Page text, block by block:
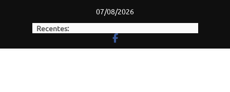
07/08/2026
Recentes: